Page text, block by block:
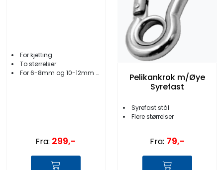
For kjetting
To størrelser
For 6-8mm og 10-12mm kjetting
Fra: 299,-
Pelikankrok m/Øye
Syrefast
Syrefast stål
Flere størrelser
Fra: 79,-